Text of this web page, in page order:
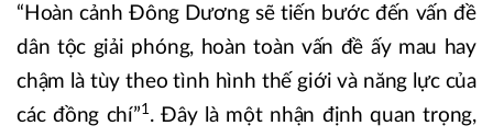
“Hoàn cảnh Đông Dương sẽ tiến bước đến vấn đề
dân tộc giải phóng, hoàn toàn vấn đề ấy mau hay
chậm là tùy theo tình hình thế giới và năng lực của
các đồng chí”1 . Đây là một nhận định quan trọng,